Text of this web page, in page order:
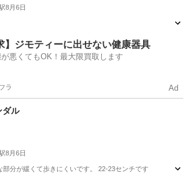
8月6日
駅 靴
】ジモティーに出せない健康器具
悪くてもOK！最大限買取します
ラ Ad
ダル
8月6日
部分が緩くて歩きにくいです。 22-23センチです